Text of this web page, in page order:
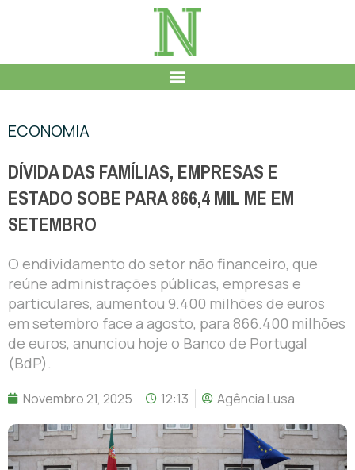
ECONOMIA
DÍVIDA DAS FAMÍLIAS, EMPRESAS E
ESTADO SOBE PARA 866,4 MIL ME EM
SETEMBRO
O endividamento do setor não financeiro, que
reúne administrações públicas, empresas e
particulares, aumentou 9.400 milhões de euros
em setembro face a agosto, para 866.400 milhões
de euros, anunciou hoje o Banco de Portugal
(BdP).
Novembro 21, 2025 12:13 Agência Lusa